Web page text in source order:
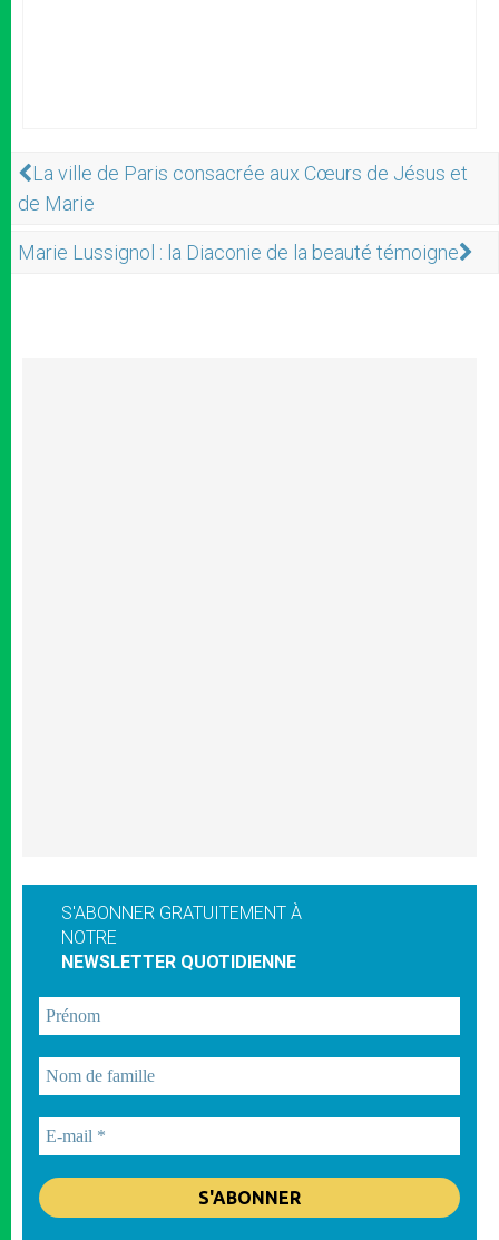
La ville de Paris consacrée aux Cœurs de Jésus et
de Marie
Marie Lussignol : la Diaconie de la beauté témoigne
S'ABONNER GRATUITEMENT À
NOTRE
NEWSLETTER QUOTIDIENNE